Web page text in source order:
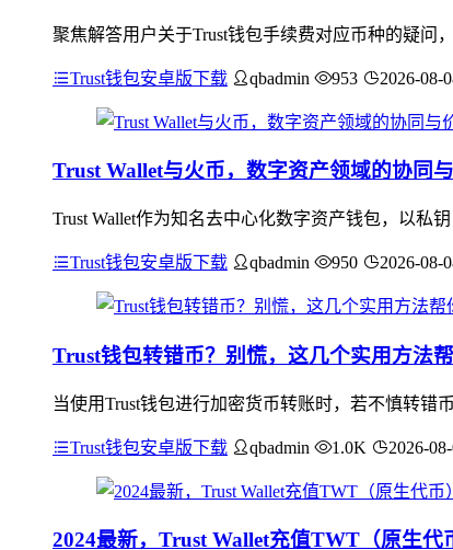
聚焦解答用户关于Trust钱包手续费对应币种的疑问
Trust钱包安卓版下载 qbadmin 953 2026-08-
Trust Wallet与火币，数字资产领域的协同
Trust Wallet作为知名去中心化数字资产钱包，以私
Trust钱包安卓版下载 qbadmin 950 2026-08-
Trust钱包转错币？别慌，这几个实用方法
当使用Trust钱包进行加密货币转账时，若不慎转错
Trust钱包安卓版下载 qbadmin 1.0K 2026-
2024最新，Trust Wallet充值TWT（原生代